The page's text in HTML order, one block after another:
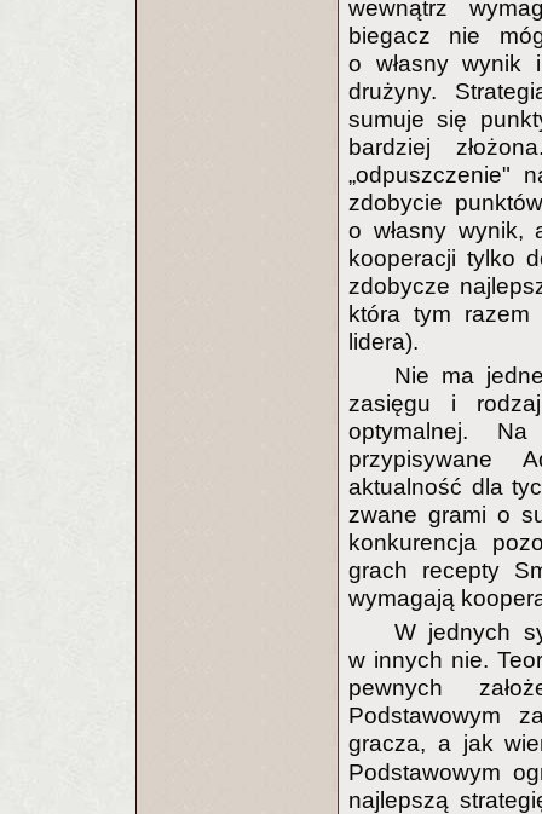
wewnątrz
biegacz nie
o własny wynik
drużyny.
sumuje się
bardziej
„odpuszczenie"
zdobycie
o własny wynik,
kooperacji tylko
zdobycze
która tym razem
lidera).
Nie ma
zasięgu i
optymalnej.
przypisywane
aktualność dla
zwane grami o
konkurencja
grach recepty
wymagają
W jednych
w innych nie.
pewnych
Podstawowym
gracza, a jak
Podstawowym
najlepszą